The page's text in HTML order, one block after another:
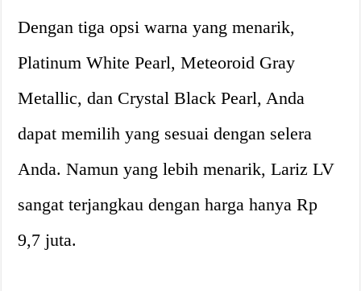
Dengan tiga opsi warna yang menarik,
Platinum White Pearl, Meteoroid Gray
Metallic, dan Crystal Black Pearl, Anda
dapat memilih yang sesuai dengan selera
Anda. Namun yang lebih menarik, Lariz LV
sangat terjangkau dengan harga hanya Rp
9,7 juta.